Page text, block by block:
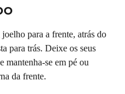
para a frente, atrás do
para trás. Deixe os seus
mantenha-se em pé ou
da frente.